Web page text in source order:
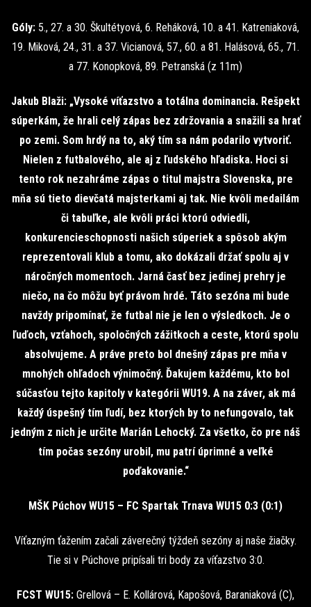
Góly: 5., 27. a 30. Škultétyová, 6. Reháková, 10. a 41. Katreniaková,
19. Miková, 24., 31. a 37. Vicianová, 57., 60. a 81. Halásová, 65., 71.
a 77. Konopková, 89. Petranská (z 11m)
Jakub Blaži: „Vysoké víťazstvo a totálna dominancia. Rešpekt
súperkám, že hrali celý zápas bez zdržovania a snažili sa hrať
po zemi. Som hrdý na to, aký tím sa nám podarilo vytvoriť.
Nielen z futbalového, ale aj z ľudského hľadiska. Hoci si
tento rok nezahráme zápas o titul majstra Slovenska, pre
mňa sú tieto dievčatá majsterkami aj tak. Nie kvôli medailám
či tabuľke, ale kvôli práci ktorú odviedli,
konkurencieschopnosti našich súperiek a spôsob akým
reprezentovali klub a tomu, ako dokázali držať spolu aj v
náročných momentoch. Jarná časť bez jedinej prehry je
niečo, na čo môžu byť právom hrdé. Táto sezóna mi bude
navždy pripomínať, že futbal nie je len o výsledkoch. Je o
ľuďoch, vzťahoch, spoločných zážitkoch a ceste, ktorú spolu
absolvujeme. A práve preto bol dnešný zápas pre mňa v
mnohých ohľadoch výnimočný. Ďakujem každému, kto bol
súčasťou tejto kapitoly v kategórii WU19. A na záver, ak má
každý úspešný tím ľudí, bez ktorých by to nefungovalo, tak
jedným z nich je určite Marián Lehocký. Za všetko, čo pre náš
tím počas sezóny urobil, mu patrí úprimné a veľké
poďakovanie.“
MŠK Púchov WU15 – FC Spartak Trnava WU15 0:3 (0:1)
Víťazným ťažením začali záverečný týždeň sezóny aj naše žiačky.
Tie si v Púchove pripísali tri body za víťazstvo 3:0.
FCST WU15: Grellová – E. Kollárová, Kapošová, Baraniaková (C),